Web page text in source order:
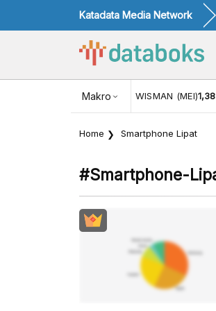
Katadata Media Network
Makro
NILAI TUKAR USD/IDR17.916
Home Smartphone Lipat
#smartphone-